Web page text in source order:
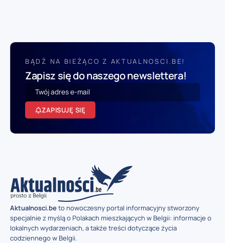
BĄDŹ NA BIEŻĄCO Z AKTUALNOSCI.BE!
Zapisz się do naszego newslettera!
ZAPISUJĘ SIĘ
Aktualnosci.beto nowoczesny portal informacyjny stworzony
specjalnie z myślą o Polakach mieszkających w Belgii: informacje o
lokalnych wydarzeniach, a także treści dotyczące życia
codziennego w Belgii.